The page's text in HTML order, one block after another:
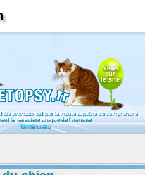
News
sur
le site
animaux est par là même capable de comprendre
le caractère unique de l'homme
Konrad Lorenz